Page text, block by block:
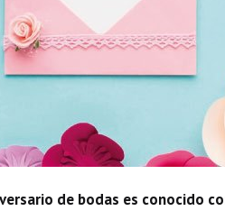
de bodas es conocido